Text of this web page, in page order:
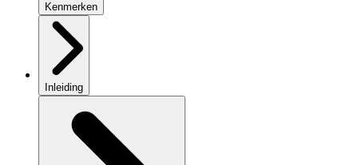
Kenmerken
Inleiding